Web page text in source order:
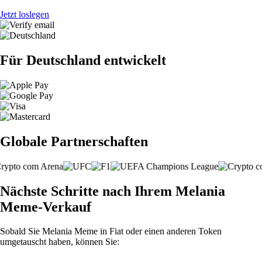
Jetzt loslegen
Für Deutschland entwickelt
Globale Partnerschaften
Nächste Schritte nach Ihrem Melania
Meme-Verkauf
Sobald Sie Melania Meme in Fiat oder einen anderen Token
umgetauscht haben, können Sie: